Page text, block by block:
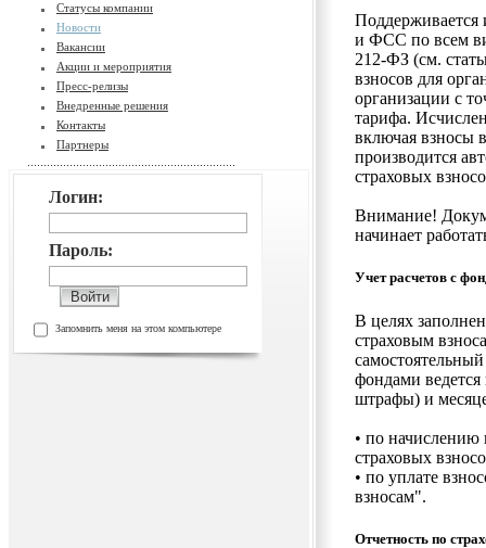
Статусы компании
Новости
Вакансии
Акции и мероприятия
Пресс-релизы
Внедренные решения
Контакты
Партнеры
Логин:
Пароль:
Запомнить меня на этом компьютере
и ФСС по всем
212-ФЗ (см.
взносов для
организации с
тарифа.
включая взносы
производится
страховых
Внимание!
начинает
Учет расчетов с
В целях
страховым
фондами ведется
штрафы) и
• по начислению
страховых
• по уплате
взносам".
Отчетность по